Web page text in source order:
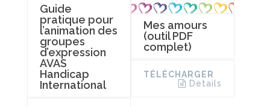
Guide
pratique pour
l’animation des
groupes
d’expression
AVAS
Handicap
International
Mes amours
(outil PDF
complet)
TÉLÉCHARGER
Details